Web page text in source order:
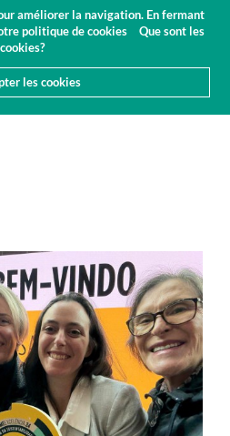
améliorer la navigation. En fermant
politique de cookies
Que sont les
cookies?
les cookies
FR
Espace client
Budget(0)
PRIX PME EXCELÊNCIA 2024